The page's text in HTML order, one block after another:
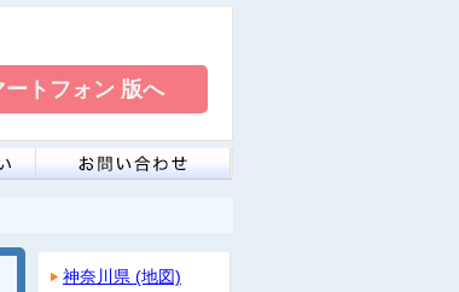
神奈川県 (地図)